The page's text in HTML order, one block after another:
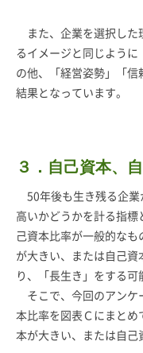
また、企業を選択した
るイメージと同じように
の他、「経営姿勢」「信
結果となっています。
３．自己資本、
50年後も生き残る企業
高いかどうかを計る指標
己資本比率が一般的な
が大きい、または自己資
り、「長生き」をする可
そこで、今回のアンケ
本比率を図表Ｃにまとめ
本が大きい、または自己